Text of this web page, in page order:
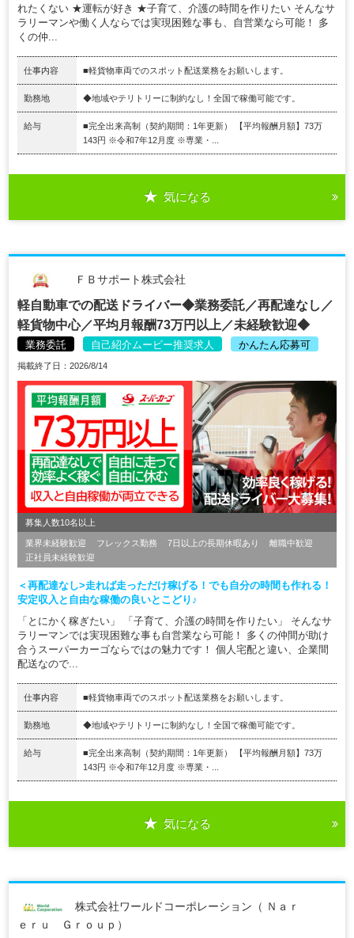
れたくない ★運転が好き ★子育て、介護の時間を作りたい そんなサ
ラリーマンや働く人ならでは実現困難な事も、自営業なら可能！ 多
くの仲...
仕事内容 ■軽貨物車両でのスポット配送業務をお願いします。
勤務地 ◆地域やテリトリーに制約なし！全国で稼働可能です。
給与
■完全出来高制（契約期間：1年更新） 【平均報酬月額】73万
143円 ※令和7年12月度 ※専業・...
気になる
ＦＢサポート株式会社
軽自動車での配送ドライバー◆業務委託／再配達なし／
軽貨物中心／平均月報酬73万円以上／未経験歓迎◆
業務委託 自己紹介ムービー推奨求人 かんたん応募可
掲載終了日：2026/8/14
募集人数10名以上
業界未経験歓迎 フレックス勤務 7日以上の長期休暇あり
離職中歓迎
正社員未経験歓迎
＜再配達なし>走れば走っただけ稼げる！でも自分の時間も作れる！
安定収入と自由な稼働の良いとこどり♪
「とにかく稼ぎたい」 「子育て、介護の時間を作りたい」 そんなサ
ラリーマンでは実現困難な事も自営業なら可能！ 多くの仲間が助け
合うスーパーカーゴならではの魅力です！ 個人宅配と違い、企業間
配送なので...
仕事内容 ■軽貨物車両でのスポット配送業務をお願いします。
勤務地 ◆地域やテリトリーに制約なし！全国で稼働可能です。
給与
■完全出来高制（契約期間：1年更新） 【平均報酬月額】73万
143円 ※令和7年12月度 ※専業・...
気になる
株式会社ワールドコーポレーション（ Ｎａｒ
ｅｒｕ Ｇｒｏｕｐ）